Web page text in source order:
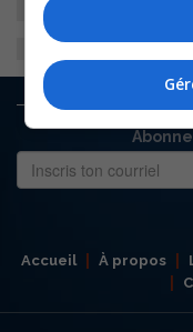
Accueil À propos